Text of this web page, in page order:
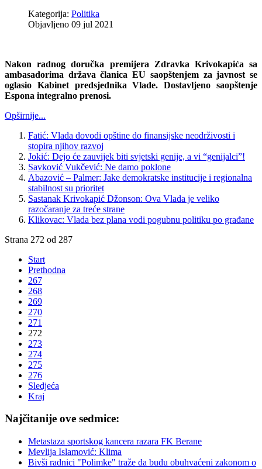
Kategorija: Politika
Objavljeno 09 jul 2021
Nakon radnog doručka premijera Zdravka Krivokapića sa
ambasadorima država članica EU saopštenjem za javnost se
oglasio Kabinet predsjednika Vlade. Dostavljeno saopštenje
Espona integralno prenosi.
Opširnije...
Fatić: Vlada dovodi opštine do finansijske neodrživosti i
stopira njihov razvoj
Jokić: Dejo će zauvijek biti svjetski genije, a vi “genijalci”!
Savković Vukčević: Ne damo poklone
Abazović – Palmer: Jake demokratske institucije i regionalna
stabilnost su prioritet
Sastanak Krivokapić Džonson: Ova Vlada je veliko
razočaranje za treće strane
Klikovac: Vlada bez plana vodi pogubnu politiku po građane
Strana 272 od 287
Start
Prethodna
267
268
269
270
271
272
273
274
275
276
Sledjeća
Kraj
Najčitanije ove sedmice:
Metastaza sportskog kancera razara FK Berane
Mevlija Islamović: Klima
Bivši radnici "Polimke" traže da budu obuhvaćeni zakonom o